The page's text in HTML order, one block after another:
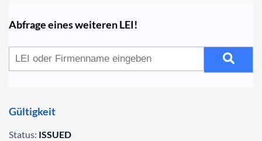
Abfrage eines weiteren LEI!
Gültigkeit
Status: ISSUED